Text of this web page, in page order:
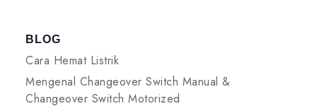
BLOG
Cara Hemat Listrik
Mengenal Changeover Switch Manual &
Changeover Switch Motorized